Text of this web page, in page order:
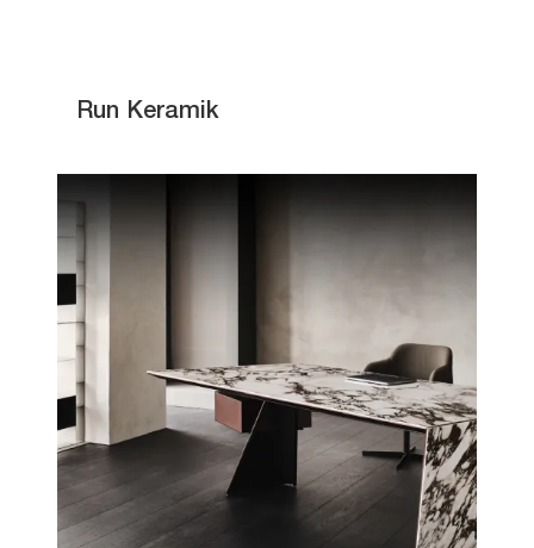
Run Keramik